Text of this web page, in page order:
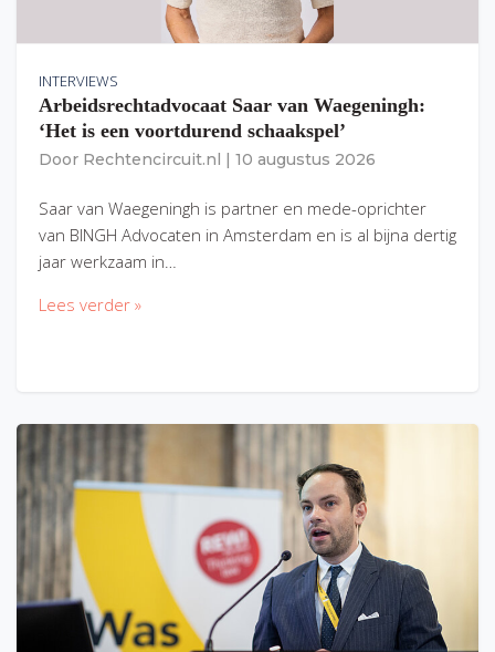
INTERVIEWS
Arbeidsrechtadvocaat Saar van Waegeningh:
‘Het is een voortdurend schaakspel’
Door Rechtencircuit.nl 10 augustus 2026
Saar van Waegeningh is partner en mede-oprichter
van BINGH Advocaten in Amsterdam en is al bijna dertig
jaar werkzaam in…
Lees verder »